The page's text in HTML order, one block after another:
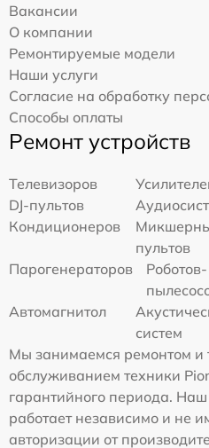
Вакансии
О компании
Ремонтируемые модели
Наши услуги
Согласие на обработку
Способы оплаты
Ремонт устройств
Телевизоров
DJ-пультов
Кондиционеров
пультов
Парогенераторов
Роботов-
Автомагнитол
систем
Мы занимаемся ремонтом и
обслуживанием техники
гарантийного периода.
работает независимо и не
авторизации от